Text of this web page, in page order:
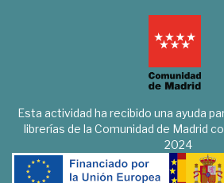
Esta actividad ha recibido una ayuda
librerías de la Comunidad de Madrid
2024